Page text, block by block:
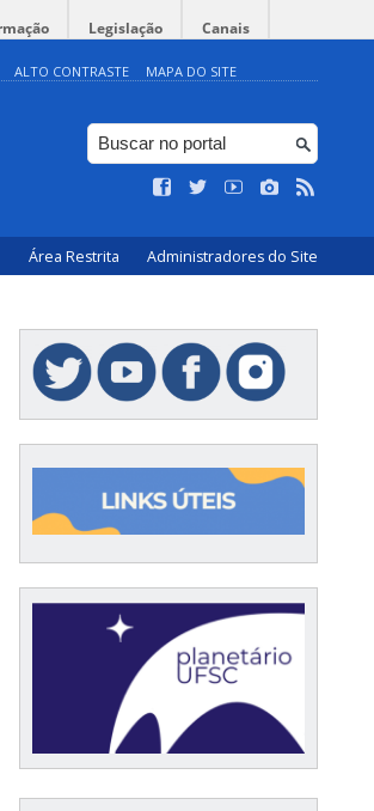
Legislação Canais
ALTO CONTRASTE MAPA DO SITE
Área Restrita Administradores do Site